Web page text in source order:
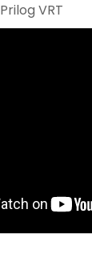
Prilog VRT